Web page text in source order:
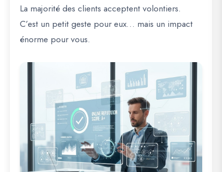
La majorité des clients acceptent volontiers.
C’est un petit geste pour eux… mais un impact
énorme pour vous.